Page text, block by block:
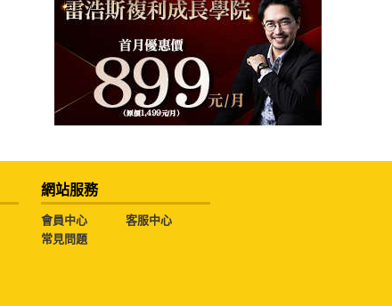
網站服務
會員中心
客服中心
常見問題